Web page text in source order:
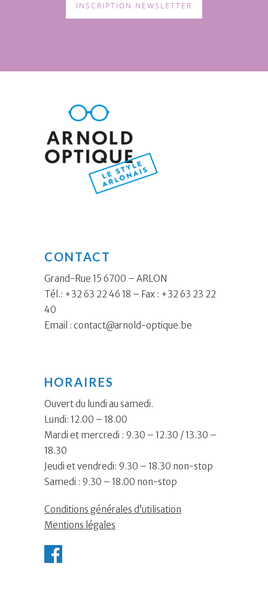
INSCRIPTION NEWSLETTER
CONTACT
Grand-Rue 15 6700 – ARLON
Tél.: +32 63 22 46 18 – Fax : +32 63 23 22
40
Email : contact@arnold-optique.be
HORAIRES
Ouvert du lundi au samedi.
Lundi: 12.00 – 18.00
Mardi et mercredi : 9.30 – 12.30 / 13.30 –
18.30
Jeudi et vendredi: 9.30 – 18.30 non-stop
Samedi : 9.30 – 18.00 non-stop
Conditions générales d’utilisation
Mentions légales